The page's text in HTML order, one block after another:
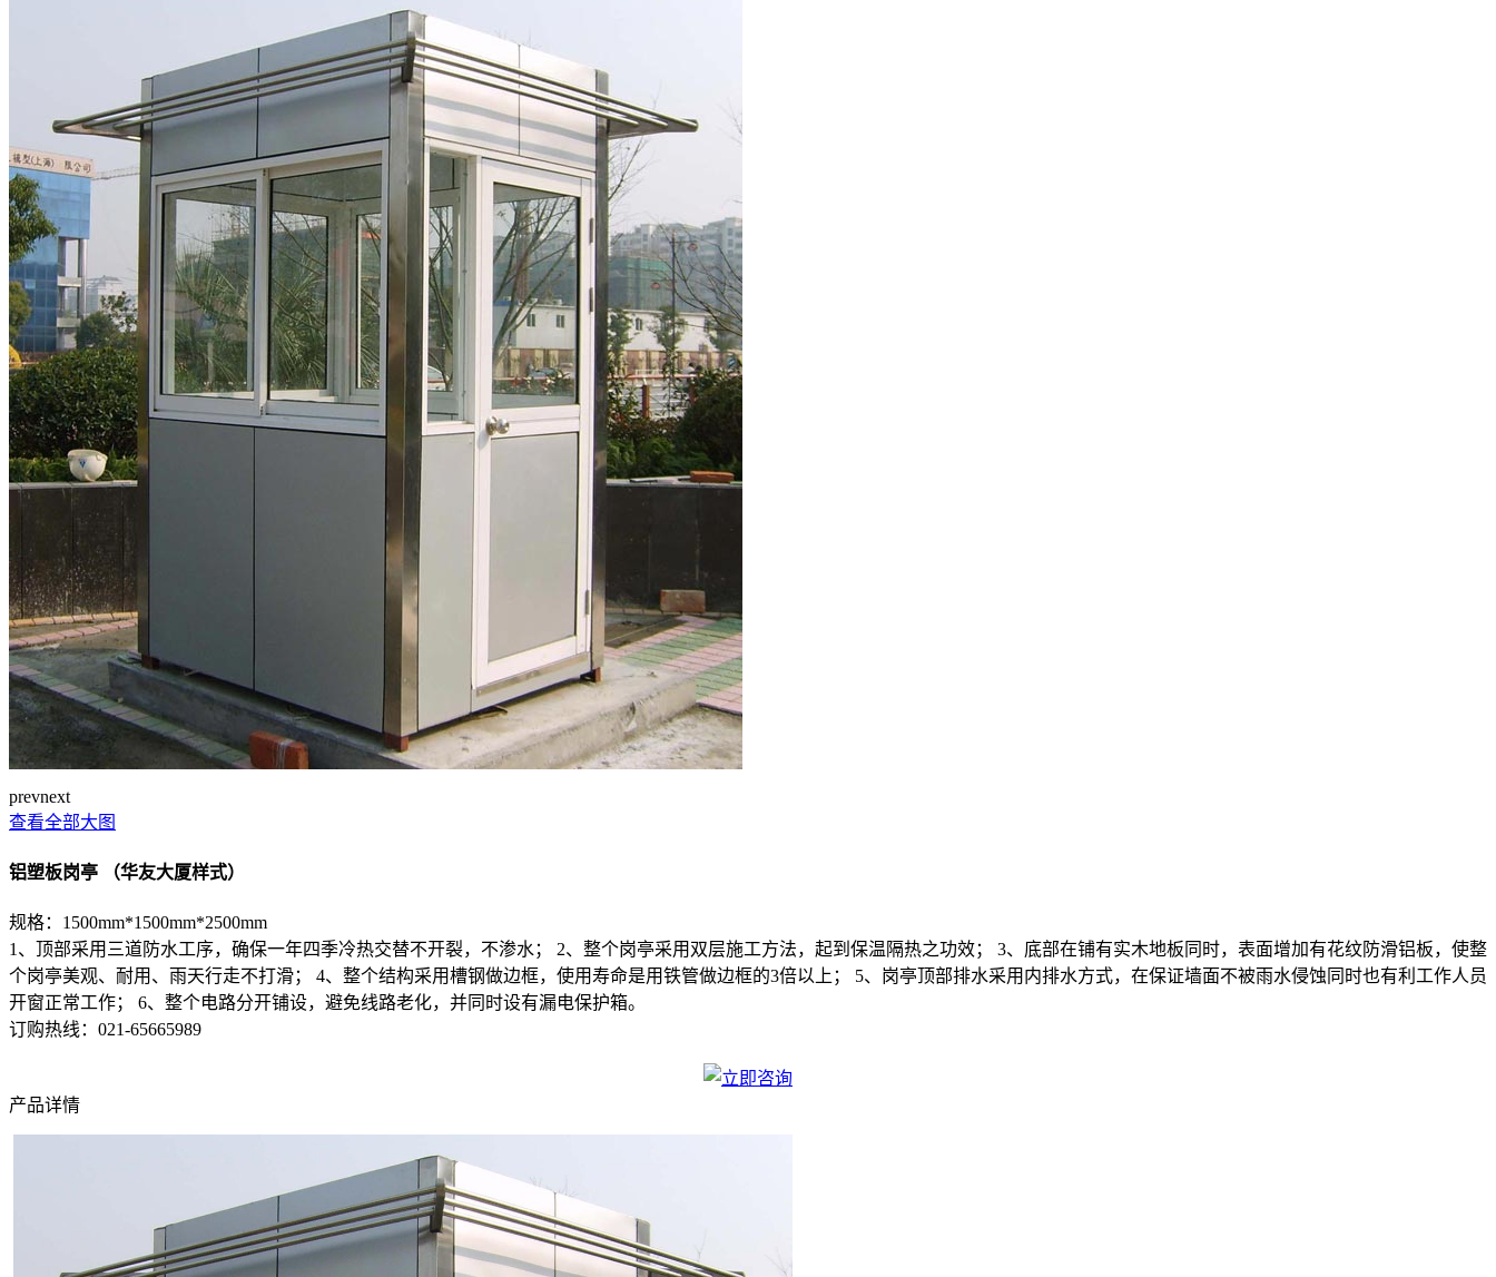
prevnext
查看全部大图
铝塑板岗亭 （华友大厦样式）
规格：1500mm*1500mm*2500mm
1、顶部采用三道防水工序，确保一年四季冷热交替不开裂，不渗水； 2、整个岗亭采用双层施工方法，起到保温隔热之功效； 3、底部在铺有实木地板同时，表面增加有花纹防滑铝板，使整
个岗亭美观、耐用、雨天行走不打滑； 4、整个结构采用槽钢做边框，使用寿命是用铁管做边框的3倍以上； 5、岗亭顶部排水采用内排水方式，在保证墙面不被雨水侵蚀同时也有利工作人员
开窗正常工作； 6、整个电路分开铺设，避免线路老化，并同时设有漏电保护箱。
订购热线： 021-65665989
产品详情